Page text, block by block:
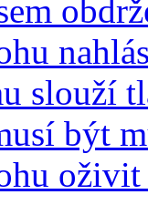
slouží
být
oživit